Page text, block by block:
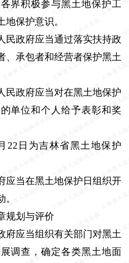
界积极参与黑土地保护工
保护意识。
民政府应当通过落实扶持政
、承包者和经营者保护黑土
民政府应当对在黑土地保护
单位和个人给予表彰和奖
22 日为吉林省黑土地保护
应当在黑土地保护日组织开
规划与评价
府应当组织有关部门对黑土
调查，确定各类黑土地面